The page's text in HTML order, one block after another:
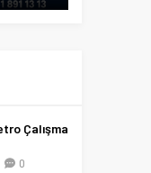
Çalışma
0